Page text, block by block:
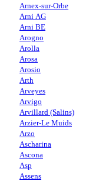
Arnex-sur-Orbe
Arni AG
Arni BE
Arogno
Arolla
Arosa
Arosio
Arth
Arveyes
Arvigo
Arvillard (Salins)
Arzier-Le Muids
Arzo
Ascharina
Ascona
Asp
Assens